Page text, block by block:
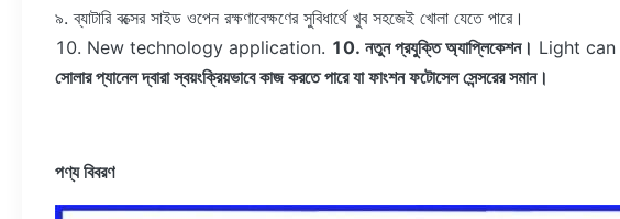
৯. ব্যাটারি বক্সের সাইড ওপেন রক্ষণাবেক্ষণের সুবিধার্থে খুব সহজেই খোলা যেতে পারে।
10. New technology application. 10. নতুন প্রযুক্তি অ্যাপ্লিকেশন। Light
সোলার প্যানেল দ্বারা স্বয়ংক্রিয়ভাবে কাজ করতে পারে যা ফাংশন ফটোসেল সেন্সরের সমান।
পণ্য বিবরণ